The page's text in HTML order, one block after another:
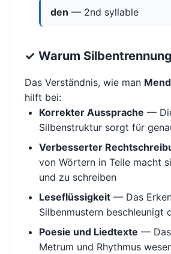
den — 2nd syllable
✓ Warum
Das Verständnis, wie man
hilft bei:
Korrekter Aussprache —
Silbenstruktur sorgt für
Verbesserter
von Wörtern in Teile macht
und zu schreiben
Leseflüssigkeit — Das
Silbenmustern beschleunigt
Poesie und Liedtexte — Das
Metrum und Rhythmus